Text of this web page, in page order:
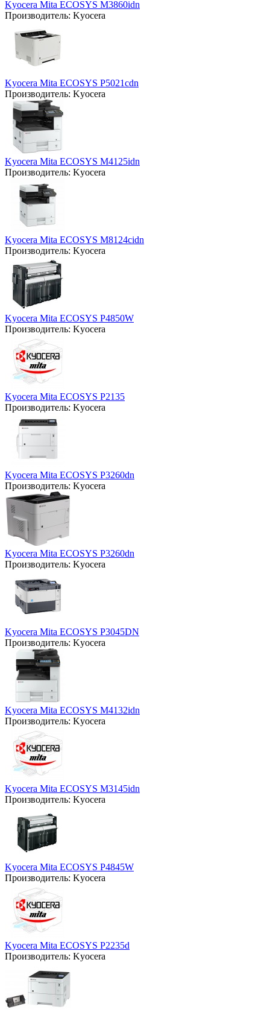
Kyocera Mita ECOSYS M3860idn
Производитель: Kyocera
Kyocera Mita ECOSYS P5021cdn
Производитель: Kyocera
Kyocera Mita ECOSYS M4125idn
Производитель: Kyocera
Kyocera Mita ECOSYS M8124cidn
Производитель: Kyocera
Kyocera Mita ECOSYS P4850W
Производитель: Kyocera
Kyocera Mita ECOSYS P2135
Производитель: Kyocera
Kyocera Mita ECOSYS P3260dn
Производитель: Kyocera
Kyocera Mita ECOSYS P3260dn
Производитель: Kyocera
Kyocera Mita ECOSYS P3045DN
Производитель: Kyocera
Kyocera Mita ECOSYS M4132idn
Производитель: Kyocera
Kyocera Mita ECOSYS M3145idn
Производитель: Kyocera
Kyocera Mita ECOSYS P4845W
Производитель: Kyocera
Kyocera Mita ECOSYS P2235d
Производитель: Kyocera